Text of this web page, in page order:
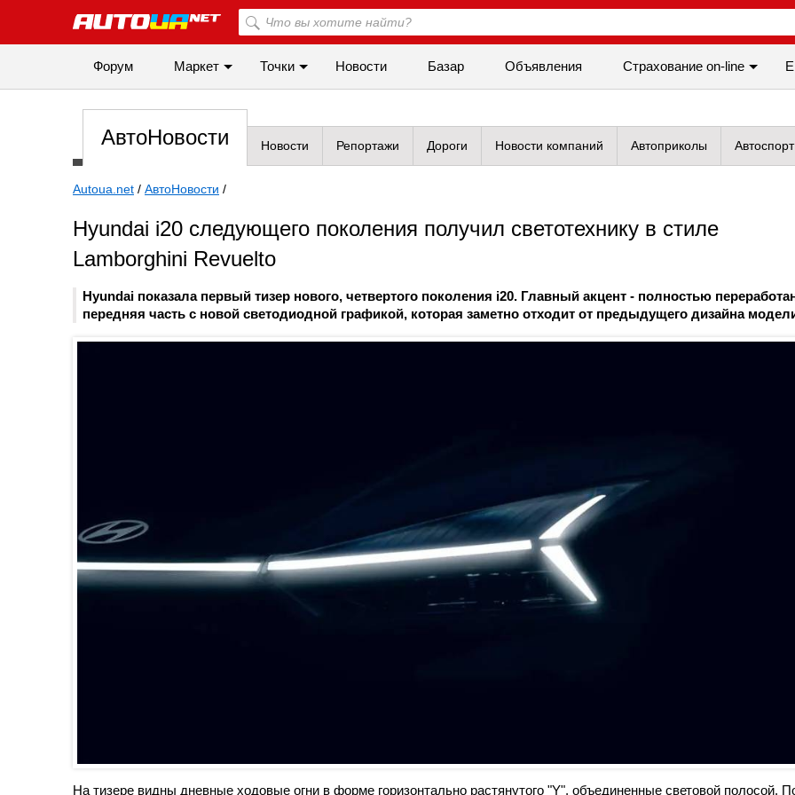
Форум Маркет Точки Новости Базар Объявления Cтрахование on-line
АвтоНовости Новости Репортажи Дороги Новости компаний Автоприколы Автоспорт
Autoua.net / АвтоНовости /
Hyundai i20 следующего поколения получил светотехнику в стиле
Lamborghini Revuelto
Hyundai показала первый тизер нового, четвертого поколения i20. Главный акцент - полностью
передняя часть с новой светодиодной графикой, которая заметно отходит от предыдущего дизайна
На тизере видны дневные ходовые огни в форме горизонтально растянутого "Y", объединенные световой полосой.